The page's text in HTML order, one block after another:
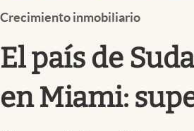
Brand Strategy
Vida y estilo
Tv
Crecimiento inmobiliario
El país de
en Miami: